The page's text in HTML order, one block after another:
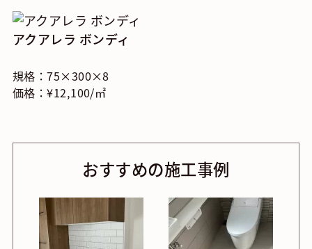
アクアレラ ボンディ
規格：75×300×8
価格：¥12,100/㎡
おすすめの施工事例